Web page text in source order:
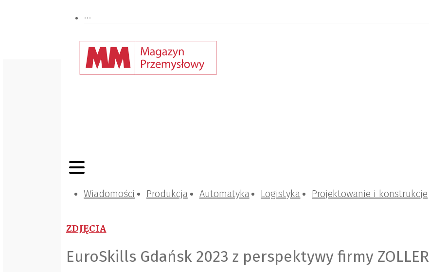
Wiadomości Produkcja Automatyka Logistyka Projektowanie i konstrukcje
ZDJĘCIA
EuroSkills Gdańsk 2023 z perspektywy firmy ZOLLER